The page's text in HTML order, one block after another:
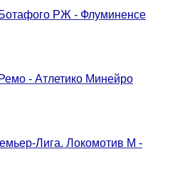
РЖ - Флуминенсе
- Атлетико Минейро
Лига. Локомотив М -